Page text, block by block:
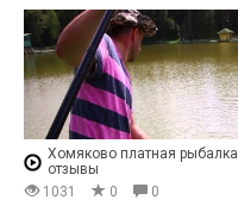
Хомяково платная рыбалка
отзывы
1031
0 0